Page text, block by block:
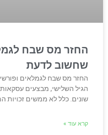
החזר מס שבח
שחשוב לדעת
החזר מס שבח לגמלאים ופורשים
הגיל השלישי, מבצעים עסקאות
שונים. כלל לא ממשים זכויות
קרא עוד »